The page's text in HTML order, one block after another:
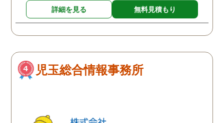
詳細を見る 無料見積もり
児玉総合情報事務所